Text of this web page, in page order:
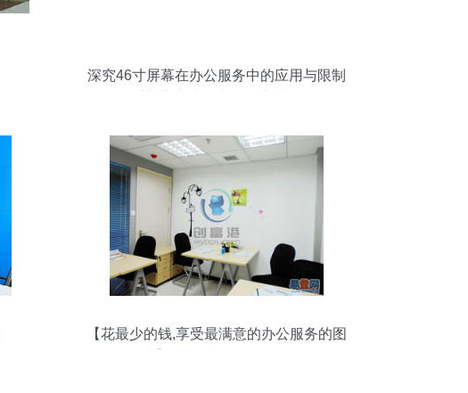
深究46寸屏幕在办公服务中的应用与限制
【花最少的钱,享受最满意的办公服务的图